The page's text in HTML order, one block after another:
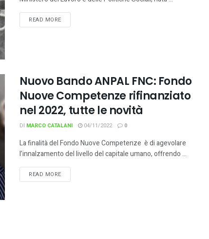
READ MORE
Nuovo Bando ANPAL FNC: Fondo
Nuove Competenze rifinanziato
nel 2022, tutte le novità
DI MARCO CATALANI 04/11/2022 0
La finalità del Fondo Nuove Competenze è di agevolare
l’innalzamento del livello del capitale umano, offrendo ...
READ MORE